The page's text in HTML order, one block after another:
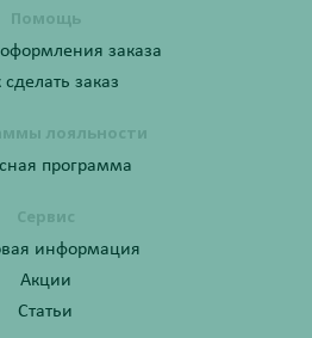
Помощь
заказа
сделать заказ
лояльности
программа
Сервис
информация
Акции
Статьи